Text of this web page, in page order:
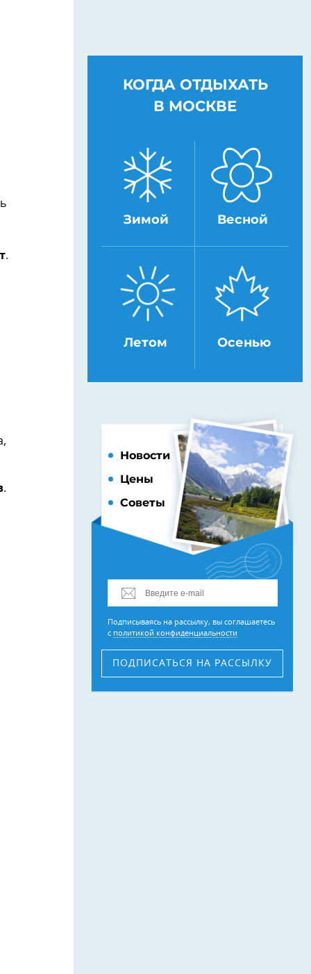
.
.
КОГДА ОТДЫХАТЬ
В МОСКВЕ
Зимой Весной
Летом Осенью
Новости
Цены
Советы
Подписываясь на рассылку, вы соглашаетесь
с политикой конфиденциальности
ПОДПИСАТЬСЯ НА РАССЫЛКУ